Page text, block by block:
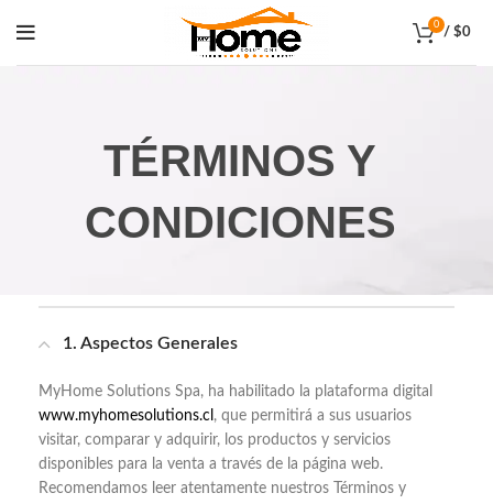
0
/ $0
TÉRMINOS Y
CONDICIONES
1. Aspectos Generales
MyHome Solutions Spa, ha habilitado la plataforma digital
www.myhomesolutions.cl , que permitirá a sus usuarios
visitar, comparar y adquirir, los productos y servicios
disponibles para la venta a través de la página web.
Recomendamos leer atentamente nuestros Términos y